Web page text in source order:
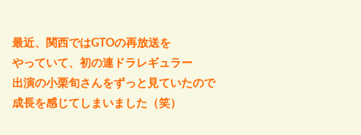
最近、関西ではGTOの再放送を
やっていて、初の連ドラレギュラー
出演の小栗旬さんをずっと見ていたので
成長を感じてしまいました（笑）